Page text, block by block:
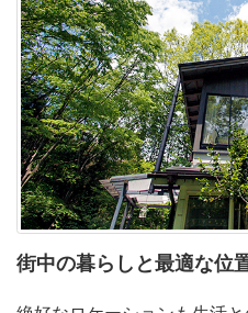
街中の暮らしと最適な位